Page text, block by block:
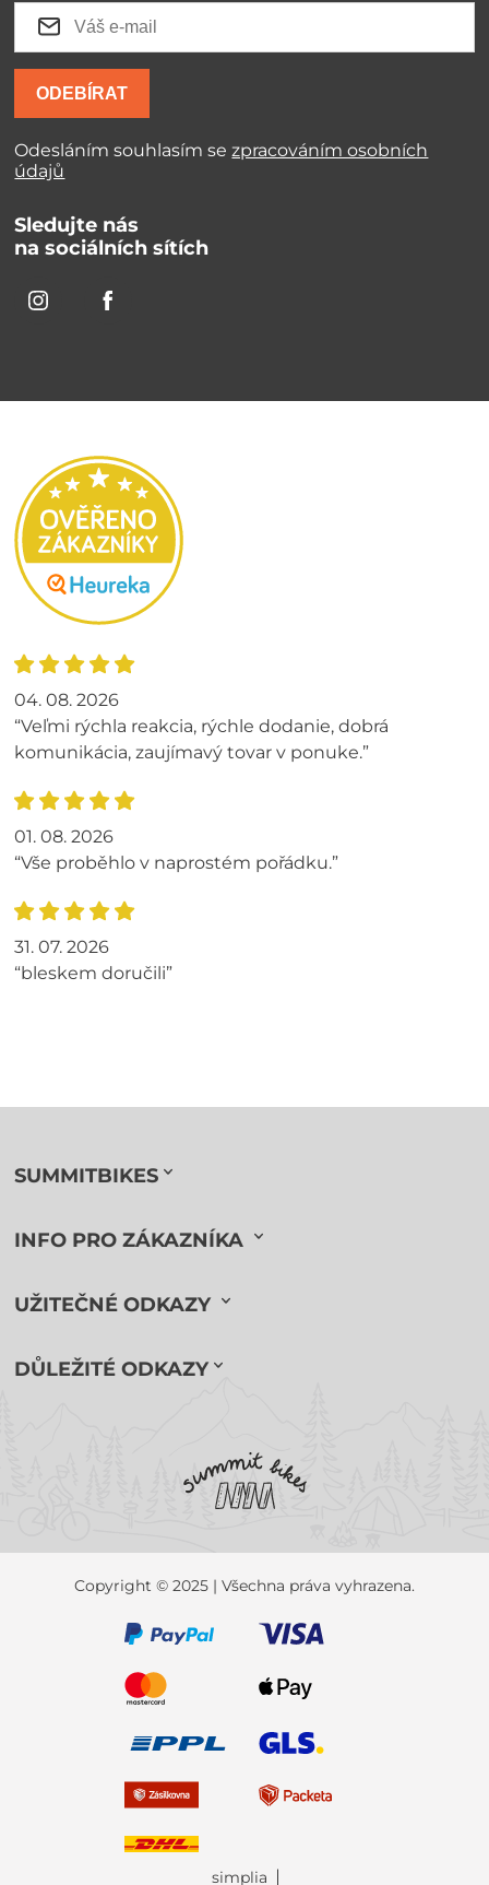
ODEBÍRAT
Odesláním souhlasím sezpracováním osobních
údajů
Sledujte nás
na sociálních sítích
04. 08. 2026
“Veľmi rýchla reakcia, rýchle dodanie, dobrá
komunikácia, zaujímavý tovar v ponuke.”
01. 08. 2026
“Vše proběhlo v naprostém pořádku.”
31. 07. 2026
“bleskem doručili”
SUMMITBIKES
INFO PRO ZÁKAZNÍKA
UŽITEČNÉ ODKAZY
DŮLEŽITÉ ODKAZY
Copyright © 2025 | Všechna práva vyhrazena.
simplia